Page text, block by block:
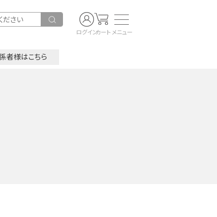
ログインカート メニュー
者様はこちら